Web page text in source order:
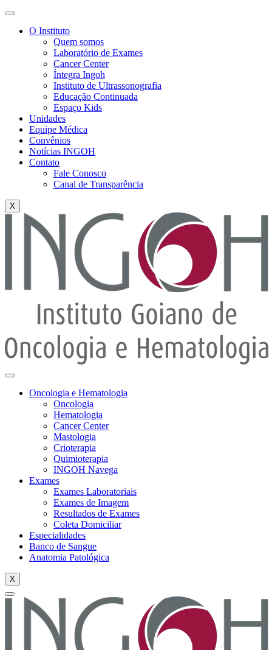
O Instituto
Quem somos
Laboratório de Exames
Cancer Center
Íntegra Ingoh
Instituto de Ultrassonografia
Educação Continuada
Espaço Kids
Unidades
Equipe Médica
Convênios
Notícias INGOH
Contato
Fale Conosco
Canal de Transparência
X
Oncologia e Hematologia
Oncologia
Hematologia
Cancer Center
Mastologia
Crioterapia
Quimioterapia
INGOH Navega
Exames
Exames Laboratoriais
Exames de Imagem
Resultados de Exames
Coleta Domiciliar
Especialidades
Banco de Sangue
Anatomia Patológica
X